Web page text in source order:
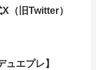
（旧Twitter）
ュエプレ】